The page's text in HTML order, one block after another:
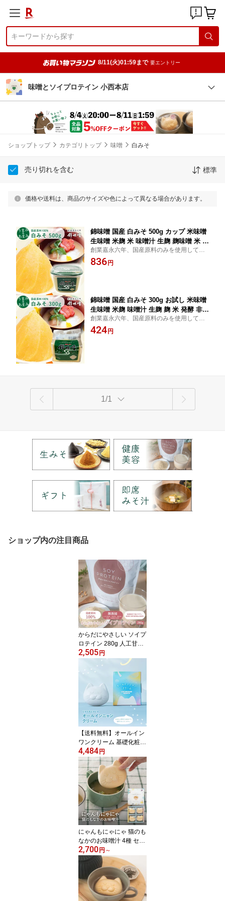
8/11(火)01:59まで 要エントリー
味噌とソイプロテイン 小西本店
ショップトップ カテゴリトップ 味噌 白みそ
売り切れを含む 標準
価格や送料は、商品のサイズや色によって異なる場合があります。
錦味噌 国産 白みそ 500g カップ 米味噌
生味噌 米麹 米 味噌汁 生麹 麹味噌 米 発
酵 非遺伝子組み換え 国産大豆 調味料
隠し味 ギフト 贈り物 腸活 ご当地味噌
創業嘉永六年、国産原料のみを使用してい
る錦味噌。 原料由来の白色とやさしい甘さ
が特徴の白味噌です。
836円
錦味噌 国産 白みそ 300g お試し 米味噌
生味噌 米麹 味噌汁 生麹 麹 米 発酵 非遺
伝子組換え グルテンフリー 国産大豆 調
味料 隠し味 ギフト 贈り物 腸活 ご当地
創業嘉永六年、国産原料のみを使用してい
る錦味噌。 原料由来の白色とやさしい甘さ
が特徴の白味噌です。
424円
1/1
ショップ内の注目商品
からだにやさしい ソイプ
ロテイン 280g 人工甘味
料・保存料・着色料・香
料・防腐剤不使用 すぐ溶
ける 黒糖きなこ 自然な
美味しさ 国産 女性 シニ
ア 栄養補給 タンパク質
置き換え ダイエット 美
容 大豆イソフラボン 食
物繊維 腸活 2026 ギフト
2,505円
【送料無料】オールイン
ワンクリーム 基礎化粧品
にゃんもにゃにゃ オール
インニャン ゲル 保湿 ク
リーム 50g 猫 成分 三朝
温泉 パラベンフリー ア
ルコールフリー 香料不使
用 着色料不使用 石油系
合成界面活性剤不使用 2
026 お中元 暑中見舞 敬
老の日 かわいい 容器 再
利用
4,484円
にゃんもにゃにゃ 猫のも
なかのお味噌汁 4種 セッ
ト のどぐろ しじみ まと
うだい あごだし 最中 ネ
コ お吸いもの 魚介 フリ
ーズドライ かわいい 錦
味噌 おみやげ ギフト 贈
り物 猫好き 国産 味噌 お
2,700円 ～